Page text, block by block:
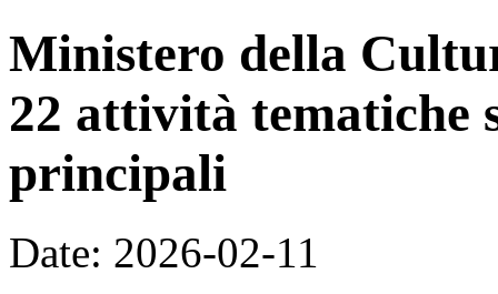
Ministero della
22 attività tematiche
principali
Date: 2026-02-11